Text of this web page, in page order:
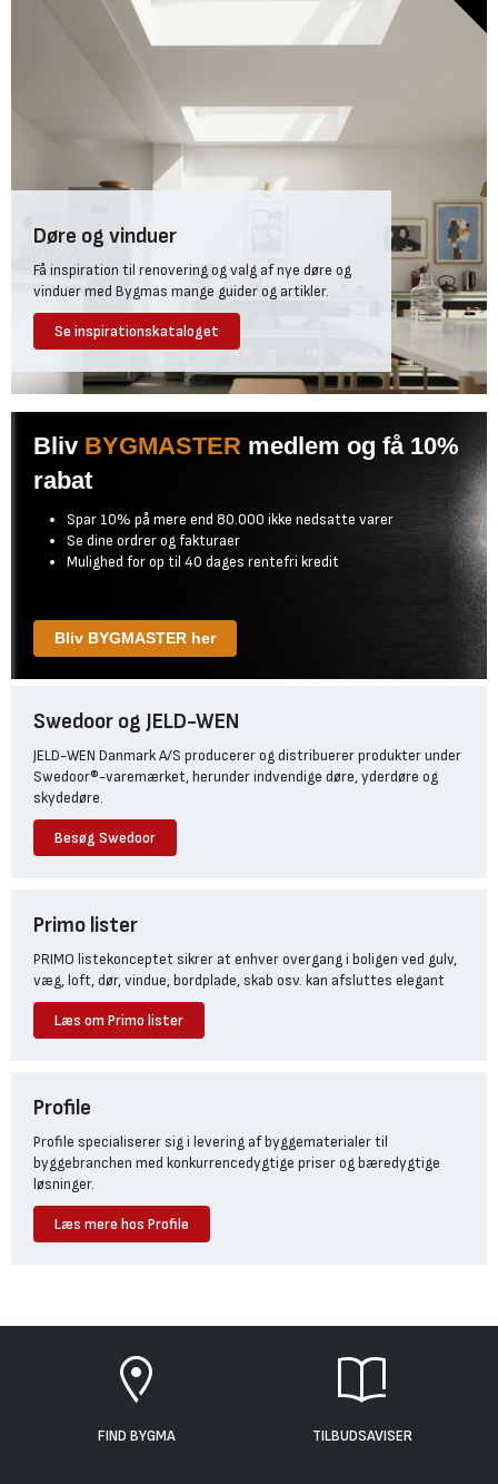
Døre og vinduer
Få inspiration til renovering og valg af nye døre og
vinduer med Bygmas mange guider og artikler.
Se inspirationskataloget
Bliv BYGMASTER medlem og få 10%
rabat
Spar 10% på mere end 80.000 ikke nedsatte varer
Se dine ordrer og fakturaer
Mulighed for op til 40 dages rentefri kredit
Bliv BYGMASTER her
Swedoor og JELD-WEN
JELD-WEN Danmark A/S producerer og distribuerer produkter under
Swedoor®-varemærket, herunder indvendige døre, yderdøre og
skydedøre.
Besøg Swedoor
Primo lister
PRIMO listekonceptet sikrer at enhver overgang i boligen ved gulv,
væg, loft, dør, vindue, bordplade, skab osv. kan afsluttes elegant
Læs om Primo lister
Profile
Profile specialiserer sig i levering af byggematerialer til
byggebranchen med konkurrencedygtige priser og bæredygtige
løsninger.
Læs mere hos Profile
FIND BYGMA TILBUDSAVISER